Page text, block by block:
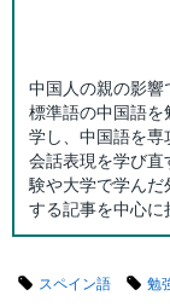
中国人の親の影
標準語の中国語
学し、中国語を
会話表現を学び
験や大学で学ん
する記事を中心に
スペイン語 勉